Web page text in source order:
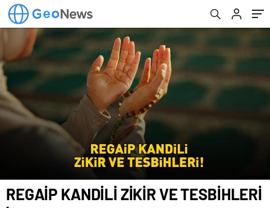
ve tesbihler çekilir? Üç ayların ilk kandili!
REGAİP KANDİLİ ZİKİR VE TESBİHLERİ